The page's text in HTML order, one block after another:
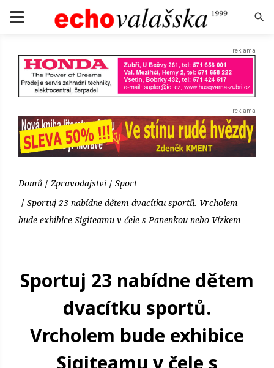
Domů Zpravodajství
Sport
Sportuj 23 nabídne dětem dvacítku sportů. Vrcholem
bude exhibice Sigiteamu v čele s Panenkou nebo Vízkem
Sportuj 23 nabídne dětem
dvacítku sportů.
Vrcholem bude exhibice